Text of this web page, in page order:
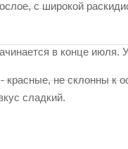
с широкой
в конце июля.
не склонны к
сладкий.